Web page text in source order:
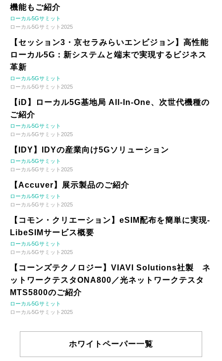
機能もご紹介
ローカル5Gサミット
ローカル5Gサミット2025
【セッション3・京セラみらいエンビジョン】高性能
ローカル5G：新システムと端末で実現するビジネス
革新
ローカル5Gサミット
ローカル5Gサミット2025
【iD】ローカル5G基地局 All-In-One、次世代機種の
ご紹介
ローカル5Gサミット
ローカル5Gサミット2025
【IDY】IDYの産業向け5Gソリューション
ローカル5Gサミット
ローカル5Gサミット2025
【Accuver】展示製品のご紹介
ローカル5Gサミット
ローカル5Gサミット2025
【コモン・クリエーション】eSIM配布を簡単に実現-
LibeSIMサービス概要
ローカル5Gサミット
ローカル5Gサミット2025
【コーンズテクノロジー】VIAVI Solutions社製 ネ
ットワークテスタONA800／光ネットワークテスタ
MTS5800のご紹介
ローカル5Gサミット
ローカル5Gサミット2025
ホワイトペーパー一覧